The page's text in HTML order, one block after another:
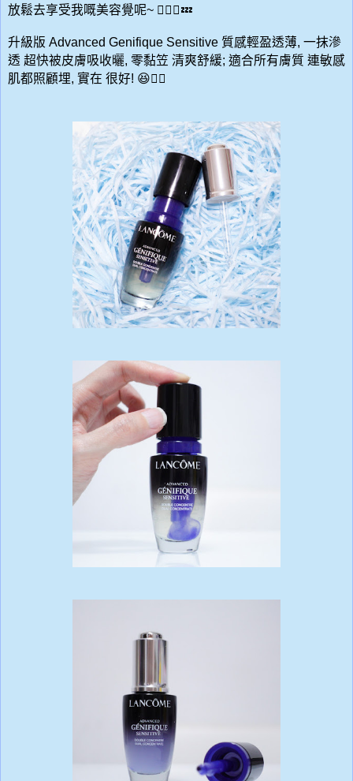
放鬆去享受我嘅美容覺呢~ 💆🏻‍♀️💤
升級版 Advanced Genifique Sensitive 質感輕盈透薄, 一抹滲
透 超快被皮膚吸收曬, 零黏笠 清爽舒緩; 適合所有膚質 連敏感
肌都照顧埋, 實在 很好! 😆👍🏻